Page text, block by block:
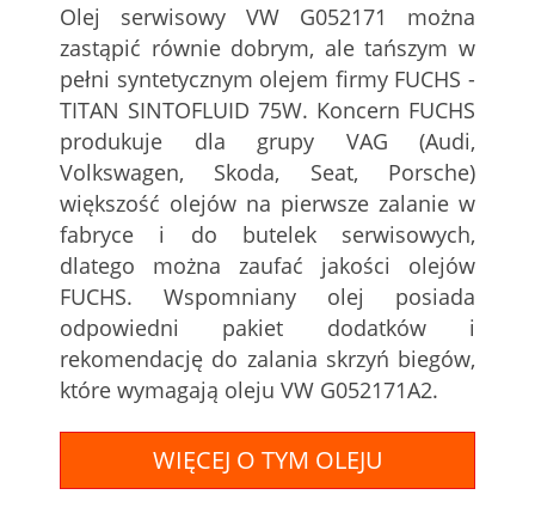
Olej serwisowy VW G052171 można
zastąpić równie dobrym, ale tańszym w
pełni syntetycznym olejem firmy FUCHS -
TITAN SINTOFLUID 75W. Koncern FUCHS
produkuje dla grupy VAG (Audi,
Volkswagen, Skoda, Seat, Porsche)
większość olejów na pierwsze zalanie w
fabryce i do butelek serwisowych,
dlatego można zaufać jakości olejów
FUCHS. Wspomniany olej posiada
odpowiedni pakiet dodatków i
rekomendację do zalania skrzyń biegów,
które wymagają oleju VW G052171A2.
WIĘCEJ O TYM OLEJU